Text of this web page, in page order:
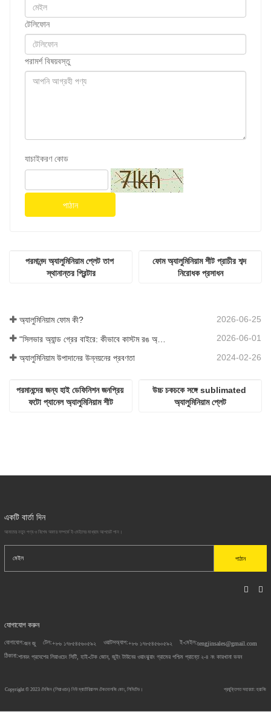
টেলিফোন
পরামর্শ বিষয়বস্তু
যাচাইকরণ কোড
পাঠান
পরমানন্দ অ্যালুমিনিয়াম প্লেট তাপ
স্থানান্তর প্রিন্টার
ফোম অ্যালুমিনিয়াম শীট প্রাচীর শব্দ
নিরোধক প্রসাধন
অ্যালুমিনিয়াম ফোম কী? 2026-06-25
“সিলভার অ্যান্ড গ্রের বাইরে: কীভাবে কাস্টম রঙ অ্যালুমিনিয়াম ফোমের জন্য অসীম সম্ভাবনা উন্মোচন করে?” 2026-06-01
অ্যালুমিনিয়াম উপাদানের উন্নয়নের প্রবণতা 2024-02-26
পরমানন্দের জন্য হাই ডেফিনিশন জনপ্রিয়
ফটো প্যানেল অ্যালুমিনিয়াম শীট
উচ্চ চকচকে সঙ্গে sublimated
অ্যালুমিনিয়াম প্লেট
একটি বার্তা দিন
আমাদের নতুন পণ্য ও বিশেষ অফার সম্পর্কে ই-মেইলের মাধ্যমে আপডেট পান।
পাঠান
যোগাযোগ করুন
যোগাযোগ:জন জু টেল:+৮৬ ১৭৮৫৪৫৬০৫৯২ ওয়াটসঅ্যাপ:+৮৬ ১৭৮৫৪৫৬০৫৯২ ই-মেইল:tengjinsales@gmail.com
ঠিকানা:শানডং প্রদেশের লিয়াওচেং সিটি, হাই-টেক জোন, জুইং টাউনের ওয়াংঝুয়াং গ্রামের পশ্চিম প্রান্তে ২-৪ নং কারখানা ভবন
Copyright © 2023 টেংজিন (লিয়াওচেং) নিউ ম্যাটেরিয়ালস টেকনোলজি কোং, লিমিটেড। প্রযুক্তিগত সহায়তা: হুয়াজি